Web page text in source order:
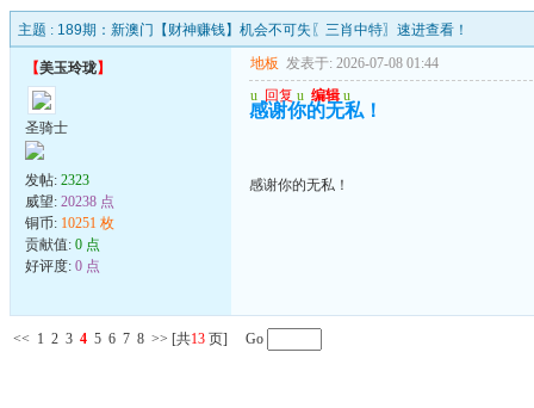
主题 : 189期：新澳门【财神赚钱】机会不可失〖三肖中特〗速进查看！
【美玉玲珑】
圣骑士
发帖: 2323
威望: 20238 点
铜币: 10251 枚
贡献值: 0 点
好评度: 0 点
地板 发表于: 2026-07-08 01:44
u 回复 u 编辑 u
感谢你的无私！
感谢你的无私！
<< 1 2 3 4 5 6 7 8 >> [共13 页] Go